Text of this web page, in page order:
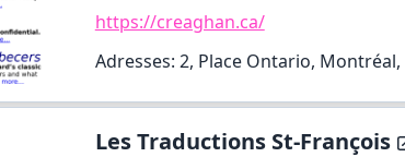
https://creaghan.ca/
Adresses: 2, Place Ontario, Montréal,
Les Traductions St-François